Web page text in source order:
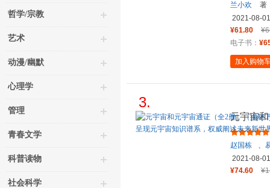
哲学/宗教
艺术
动漫/幽默
心理学
管理
青春文学
科普读物
社会科学
兰小欢
著
2021-08-01
¥61.80
电子书：
加入购物
3.
元宇宙
代互联
赵国栋 、
编著
2021-08-01
司）
¥74.60